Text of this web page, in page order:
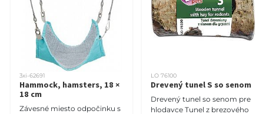
3xi-62691
Hammock, hamsters, 18 ×
18 cm
Závesné miesto odpočinku s
LO 76100
Drevený tunel S so senom
Drevený tunel so senom pre
hlodavce Tunel z brezového